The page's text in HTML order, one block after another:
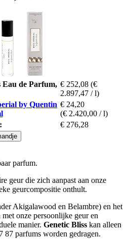
Eau de Parfum, € 252,08 (€
2.897,47 / l)
by Quentin € 24,20
(€ 2.420,00 / l)
€ 276,28
parfum.
geur die zich aanpast aan onze
geurcompositie onthult.
Akigalawood en Belambre) en het
onze persoonlijke geur en
manier. Genetic Bliss kan alleen
87 parfums worden gedragen.